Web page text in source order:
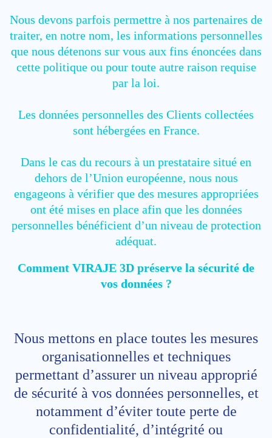
Nous devons parfois permettre à nos partenaires de
traiter, en notre nom, les informations personnelles
que nous détenons sur vous aux fins énoncées dans
cette politique ou pour toute autre raison requise
par la loi.
Les données personnelles des Clients collectées
sont hébergées en France.
Dans le cas du recours à un prestataire situé en
dehors de l’Union européenne, nous nous
engageons à vérifier que des mesures appropriées
ont été mises en place afin que les données
personnelles bénéficient d’un niveau de protection
adéquat.
Comment VIRAJE 3D préserve la sécurité de
vos données ?
Nous mettons en place toutes les mesures
organisationnelles et techniques
permettant d’assurer un niveau approprié
de sécurité à vos données personnelles, et
notamment d’éviter toute perte de
confidentialité, d’intégrité ou